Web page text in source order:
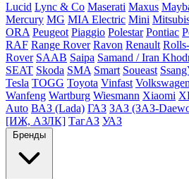
Lucid Lync & Co Maserati Maxus
Mercury MG MIA Electric Mini
ORA Peugeot Piaggio Polestar Pontiac
RAF Range Rover Ravon Renault
Rover SAAB Saipa Samand / Iran
SEAT Skoda SMA Smart Soueast
Tesla TOGG Toyota Vinfast Volkswagen
Wanfeng Wartburg Wiesmann Xiaomi
Auto ВАЗ (Lada) ГАЗ ЗАЗ (ЗАЗ-
[ИЖ, АЗЛК] ТагАЗ УАЗ
Бренды